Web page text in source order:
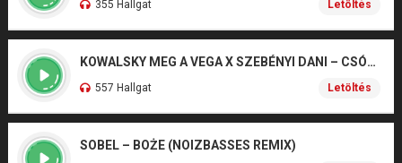
355 Hallgat Letöltés
KOWALSKY MEG A VEGA X SZEBÉNYI DANI – CSÓNAK
557 Hallgat Letöltés
SOBEL – BOŻE (NOIZBASSES REMIX)